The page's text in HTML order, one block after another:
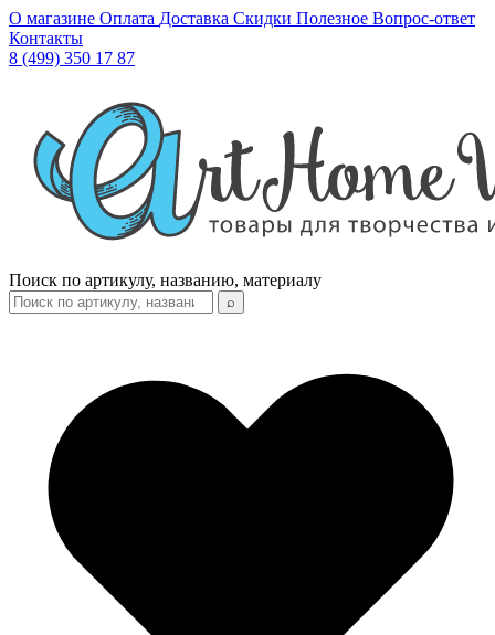
О магазине Оплата Доставка Скидки Полезное Вопрос-ответ
Контакты
8 (499) 350 17 87
Поиск по артикулу, названию, материалу
⌕